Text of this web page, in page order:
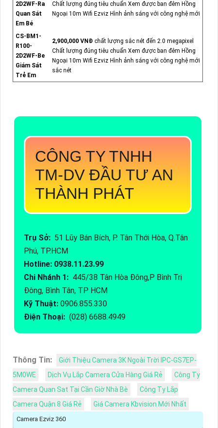
2D2WF-Ra
Quan Sát
Em Bé
Chất lượng đúng tiêu chuẩn Xem được ban đêm Hồng
Ngoại 10m Wifi Ezviz Hình ảnh sáng với công nghệ mới
CS-BM1-
R100-
2D2WF-Be
Giám Sát
Trẻ Em
2,900,000 VNĐ chất lượng sắc nét đến 2.0 megapixel
Chất lượng đúng tiêu chuẩn Xem được ban đêm Hồng
Ngoại 10m Wifi Ezviz Hình ảnh sáng với công nghệ mới
sắc nét
CÔNG TY TNHH
TM-DV ĐẦU TƯ AN
THÀNH PHÁT
Trụ Sở: 51 Lũy Bán Bích, P. Tân Thới Hòa, Q.Tân
Phú, TP.HCM
Hotline: 0938.11.23.99
Chi Nhánh 1: 445/38 Tân Hòa Đông,P Bình Trị
Đông, Bình Tân, TP HCM
Kỹ Thuật: 0906.855.330
Điện Thoại: (028) 6688.4949
Thông Tin:
Giới Thiệu Camera 3K Ngoài Trời IPC-GS7EP-
5M0WE
Dịch Vụ Lắp Camera Cửa Hàng Giá Rẻ
Công Ty
Camera Quan Sat Tại Cần Giờ Nhà Bè
Công Ty Lắp
Camera Quận 8 Giá Rẻ
Giá Camera Kbvision Mới Nhất
Camera Ezviz 360